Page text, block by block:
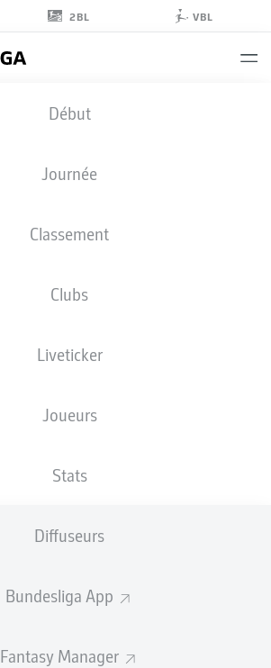
2BL VBL
Début
Journée
Classement
Clubs
Liveticker
Joueurs
Stats
Diffuseurs
Bundesliga App
Fantasy Manager